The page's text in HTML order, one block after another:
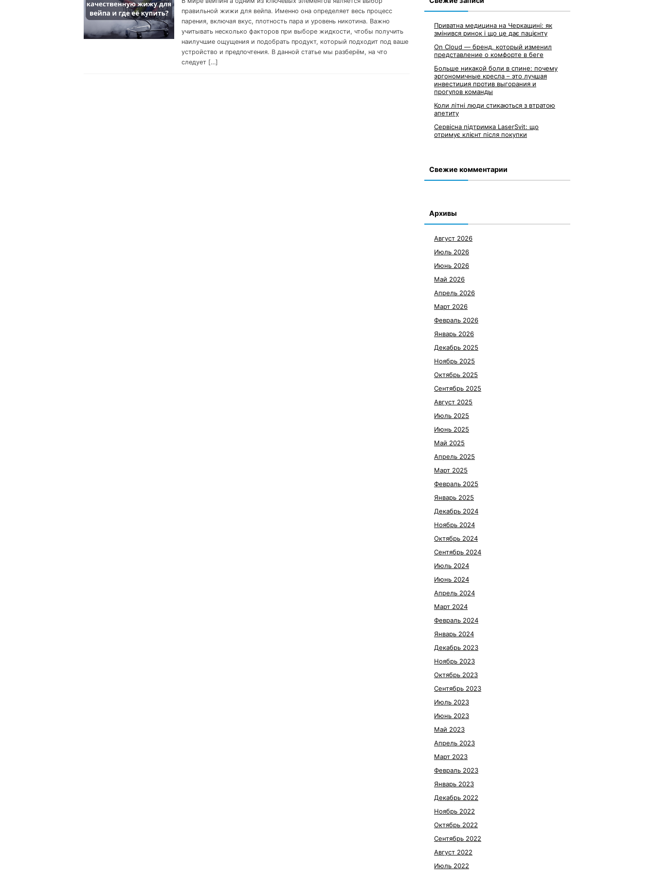
правильной жижи для вейпа. Именно она определяет весь процесс
парения, включая вкус, плотность пара и уровень никотина. Важно
учитывать несколько факторов при выборе жидкости, чтобы получить
наилучшие ощущения и подобрать продукт, который подходит под ваше
устройство и предпочтения. В данной статье мы разберём, на что
следует […]
Приватна медицина на Черкащині: як
змінився ринок і що це дає пацієнту
On Cloud — бренд, который изменил
представление о комфорте в беге
Больше никакой боли в спине: почему
эргономичные кресла – это лучшая
инвестиция против выгорания и
прогулов команды
Коли літні люди стикаються з втратою
апетиту
Сервісна підтримка LaserSvit: що
отримує клієнт після покупки
Свежие комментарии
Архивы
Август 2026
Июль 2026
Июнь 2026
Май 2026
Апрель 2026
Март 2026
Февраль 2026
Январь 2026
Декабрь 2025
Ноябрь 2025
Октябрь 2025
Сентябрь 2025
Август 2025
Июль 2025
Июнь 2025
Май 2025
Апрель 2025
Март 2025
Февраль 2025
Январь 2025
Декабрь 2024
Ноябрь 2024
Октябрь 2024
Сентябрь 2024
Июль 2024
Июнь 2024
Апрель 2024
Март 2024
Февраль 2024
Январь 2024
Декабрь 2023
Ноябрь 2023
Октябрь 2023
Сентябрь 2023
Июль 2023
Июнь 2023
Май 2023
Апрель 2023
Март 2023
Февраль 2023
Январь 2023
Декабрь 2022
Ноябрь 2022
Октябрь 2022
Сентябрь 2022
Август 2022
Июль 2022